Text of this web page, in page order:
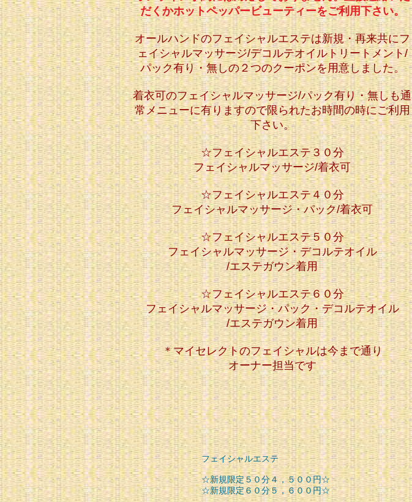
だくかホットペッパービューティーをご利用下さい。
オールハンドのフェイシャルエステは新規・再来共にフ
ェイシャルマッサージ/デコルテオイルトリートメント/
パック有り・無しの２つのクーポンを用意しました。
着衣可のフェイシャルマッサージ/パック有り・無しも通
常メニューに有りますので限られたお時間の時にご利用
下さい。
☆フェイシャルエステ３０分
フェイシャルマッサージ/着衣可
☆フェイシャルエステ４０分
フェイシャルマッサージ・パック/着衣可
☆フェイシャルエステ５０分
フェイシャルマッサージ・デコルテオイル
/エステガウン着用
☆フェイシャルエステ６０分
フェイシャルマッサージ・パック・デコルテオイル
/エステガウン着用
＊マイセレクトのフェイシャルは今まで通り
オーナー担当です
フェイシャルエステ
☆新規限定５０分４，５００円☆
☆新規限定６０分５，６００円☆